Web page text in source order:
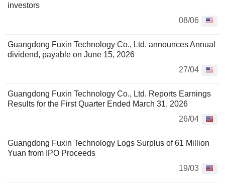
investors
08/06
Guangdong Fuxin Technology Co., Ltd. announces Annual
dividend, payable on June 15, 2026
27/04
Guangdong Fuxin Technology Co., Ltd. Reports Earnings
Results for the First Quarter Ended March 31, 2026
26/04
Guangdong Fuxin Technology Logs Surplus of 61 Million
Yuan from IPO Proceeds
19/03